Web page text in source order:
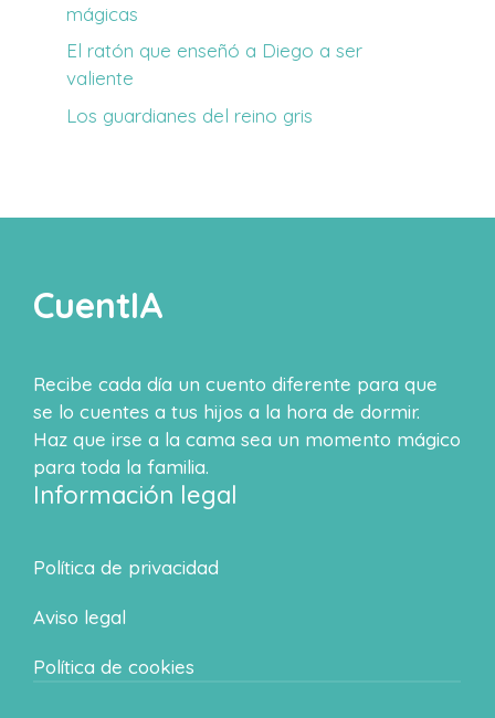
mágicas
El ratón que enseñó a Diego a ser
valiente
Los guardianes del reino gris
CuentIA
Recibe cada día un cuento diferente para que
se lo cuentes a tus hijos a la hora de dormir.
Haz que irse a la cama sea un momento mágico
para toda la familia.
Información legal
Política de privacidad
Aviso legal
Política de cookies